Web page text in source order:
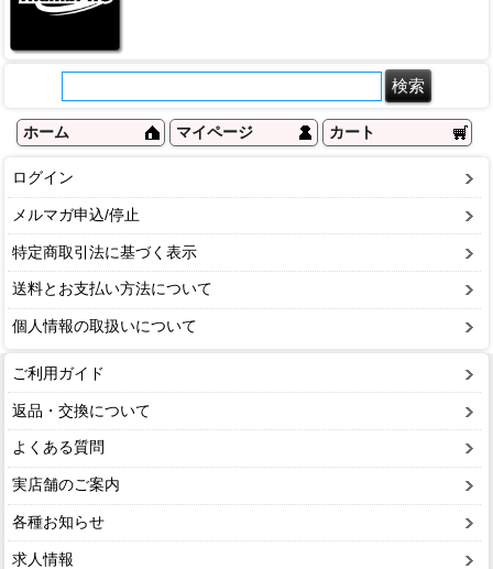
ホーム マイページ カート
ログイン
メルマガ申込/停止
特定商取引法に基づく表示
送料とお支払い方法について
個人情報の取扱いについて
ご利用ガイド
返品・交換について
よくある質問
実店舗のご案内
各種お知らせ
求人情報